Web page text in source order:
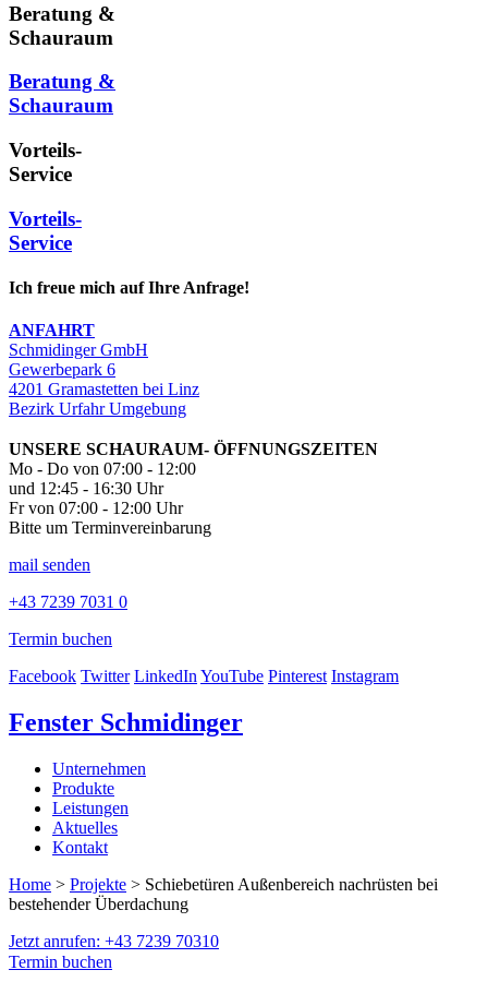
Beratung &
Schauraum
Beratung &
Schauraum
Vorteils-
Service
Vorteils-
Service
Ich freue mich auf Ihre Anfrage!
ANFAHRT
Schmidinger GmbH
Gewerbepark 6
4201 Gramastetten bei Linz
Bezirk Urfahr Umgebung
UNSERE SCHAURAUM- ÖFFNUNGSZEITEN
Mo - Do von 07:00 - 12:00
und 12:45 - 16:30 Uhr
Fr von 07:00 - 12:00 Uhr
Bitte um Terminvereinbarung
mail senden
+43 7239 7031 0
Termin buchen
Facebook Twitter LinkedInYouTube Pinterest Instagram
Fenster Schmidinger
Unternehmen
Produkte
Leistungen
Aktuelles
Kontakt
Home > Projekte > Schiebetüren Außenbereich nachrüsten bei
bestehender Überdachung
Jetzt anrufen: +43 7239 70310
Termin buchen